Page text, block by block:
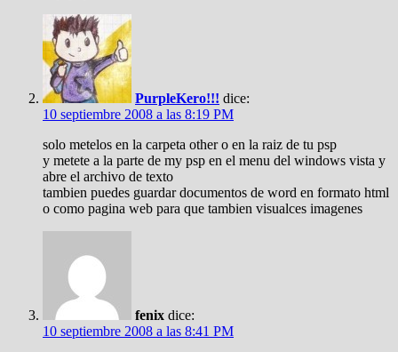
PurpleKero!!! dice:
10 septiembre 2008 a las 8:19 PM
solo metelos en la carpeta other o en la raiz de tu psp
y metete a la parte de my psp en el menu del windows vista y
abre el archivo de texto
tambien puedes guardar documentos de word en formato html
o como pagina web para que tambien visualces imagenes
fenix dice:
10 septiembre 2008 a las 8:41 PM